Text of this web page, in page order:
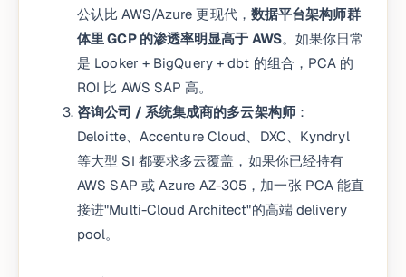
公认比 AWS/Azure 更现代， 数据平台架构师群
体里 GCP 的渗透率明显高于 AWS。如果你日常
是 Looker + BigQuery + dbt 的组合，PCA 的
ROI 比 AWS SAP 高。
咨询公司 / 系统集成商的多云架构师：
Deloitte、Accenture Cloud、DXC、Kyndryl
等大型 SI 都要求多云覆盖，如果你已经持有
AWS SAP 或 Azure AZ-305，加一张 PCA 能直
接进"Multi-Cloud Architect"的高端 delivery
pool。